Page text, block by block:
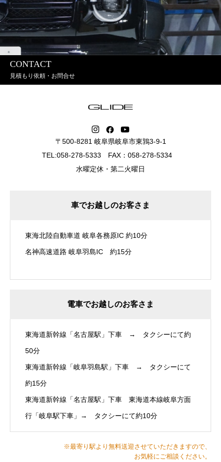
CONTACT
見積もり依頼・お問合せ
〒500-8281 岐阜県岐阜市東鶉3-9-1
TEL:058-278-5333 FAX：058-278-5334
水曜定休・第二火曜日
車でお越しのお客さま
東海北陸自動車道 岐阜各務原IC 約10分
名神高速道路 岐阜羽島IC 約15分
電車でお越しのお客さま
東海道新幹線「名古屋駅」下車 → タクシーにて約
50分
東海道新幹線「岐阜羽島駅」下車 → タクシーにて
約15分
東海道新幹線「名古屋駅」下車 東海道本線岐阜方面
行「岐阜駅下車」→ タクシーにて約10分
※最寄り駅より無料送迎させていただきますので、
お気軽にご相談ください。